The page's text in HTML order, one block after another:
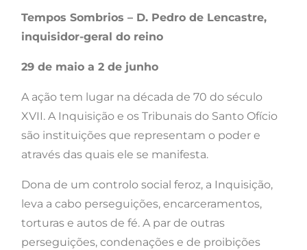
Tempos Sombrios – D. Pedro de Lencastre,
inquisidor-geral do reino
29 de maio a 2 de junho
A ação tem lugar na década de 70 do século
XVII. A Inquisição e os Tribunais do Santo Ofício
são instituições que representam o poder e
através das quais ele se manifesta.
Dona de um controlo social feroz, a Inquisição,
leva a cabo perseguições, encarceramentos,
torturas e autos de fé. A par de outras
perseguições, condenações e de proibições